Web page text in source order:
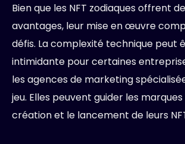
Bien que les NFT zodiaques offrent
avantages, leur mise en œuvre
défis. La complexité technique peut
intimidante pour certaines
les agences de marketing
jeu. Elles peuvent guider les
création et le lancement de leurs